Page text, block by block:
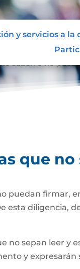
y servicios a la
saben o no puede
que
puedan firmar,
diligencia,
no sepan leer y
y expresarán